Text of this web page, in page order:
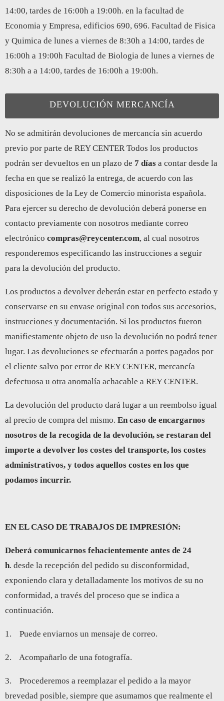
14:00, tardes de 16:00h a 19:00h. en la facultad de
Economia y Empresa, edificios 690, 696. Facultad de Fisica
y Quimica de lunes a viernes de 8:30h a 14:00, tardes de
16:00h a 19:00h Facultad de Biologia de lunes a viernes de
8:30h a a 14:00, tardes de 16:00h a 19:00h.
DEVOLUCIÓN MERCANCÍA
No se admitirán devoluciones de mercancía sin acuerdo
previo por parte de REY CENTER Todos los productos
podrán ser devueltos en un plazo de 7 días a contar desde la
fecha en que se realizó la entrega, de acuerdo con las
disposiciones de la Ley de Comercio minorista española.
Para ejercer su derecho de devolución deberá ponerse en
contacto previamente con nosotros mediante correo
electrónico compras@reycenter.com, al cual nosotros
responderemos especificando las instrucciones a seguir
para la devolución del producto.
Los productos a devolver deberán estar en perfecto estado y
conservarse en su envase original con todos sus accesorios,
instrucciones y documentación. Si los productos fueron
manifiestamente objeto de uso la devolución no podrá tener
lugar. Las devoluciones se efectuarán a portes pagados por
el cliente salvo por error de REY CENTER, mercancía
defectuosa u otra anomalía achacable a REY CENTER.
La devolución del producto dará lugar a un reembolso igual
al precio de compra del mismo. En caso de encargarnos
nosotros de la recogida de la devolución, se restaran del
importe a devolver los costes del transporte, los costes
administrativos, y todos aquellos costes en los que
podamos incurrir.
EN EL CASO DE TRABAJOS DE IMPRESIÓN:
Deberá comunicarnos fehacientemente antes de 24
h. desde la recepción del pedido su disconformidad,
exponiendo clara y detalladamente los motivos de su no
conformidad, a través del proceso que se indica a
continuación.
1. Puede enviarnos un mensaje de correo.
2. Acompañarlo de una fotografía.
3. Procederemos a reemplazar el pedido a la mayor
brevedad posible, siempre que asumamos que realmente el